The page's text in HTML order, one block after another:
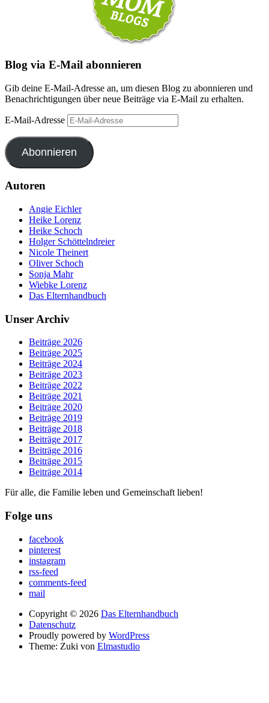
Blog via E-Mail abonnieren
Gib deine E-Mail-Adresse an, um diesen Blog zu abonnieren und
Benachrichtigungen über neue Beiträge via E-Mail zu erhalten.
E-Mail-Adresse
Abonnieren
Autoren
Angie Eichler
Heike Lorenz
Heike Schoch
Holger Schöttelndreier
Nicole Theinert
Oliver Schoch
Sonja Mahr
Wiebke Lorenz
Das Elternhandbuch
Unser Archiv
Beiträge 2026
Beiträge 2025
Beiträge 2024
Beiträge 2023
Beiträge 2022
Beiträge 2021
Beiträge 2020
Beiträge 2019
Beiträge 2018
Beiträge 2017
Beiträge 2016
Beiträge 2015
Beiträge 2014
Für alle, die Familie leben und Gemeinschaft lieben!
Folge uns
facebook
pinterest
instagram
rss-feed
comments-feed
mail
Copyright © 2026 Das Elternhandbuch
Datenschutz
Proudly powered by WordPress
Theme: Zuki von Elmastudio